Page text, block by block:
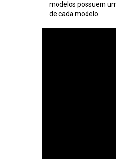
modelos possuem
de cada modelo.